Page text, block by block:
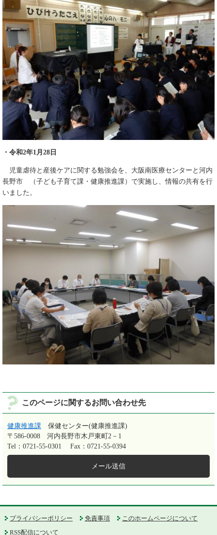
・令和2年1月28日
児童虐待と産後ケアに関する勉強会を、大阪南医療センターと河内
長野市 （子ども子育て課・健康推進課）で実施し、情報の共有を行
いました。
このページに関するお問い合わせ先
健康推進課
保健センター(健康推進課)
〒586-0008
河内長野市木戸東町2－1
Tel：0721-55-0301
Fax：0721-55-0394
メール送信
プライバシーポリシー 免責事項
このホームページについて
RSS配信について